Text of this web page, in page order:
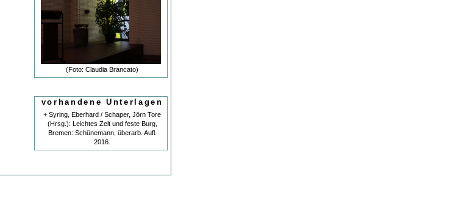
(Foto: Claudia Brancato)
vorhandene Unterlagen
+ Syring, Eberhard / Schaper, Jörn Tore
(Hrsg.): Leichtes Zelt und feste Burg,
Bremen: Schünemann, überarb. Aufl.
2016.